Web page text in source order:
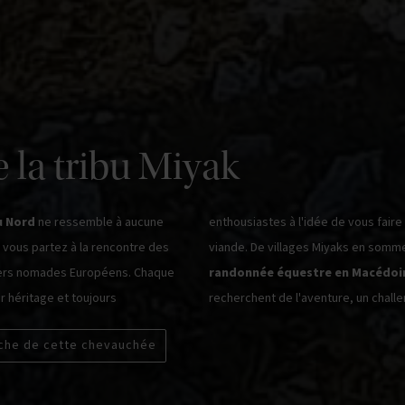
la tribu Miyak
Nord ne ressemble à aucune
partez à la rencontre des
nomades Européens. Chaque
héritage et toujours
enthousiastes à l'idée de vous faire goûter leur production de fromage et de
viande. De villages Miyaks en
randonnée équestre en
recherchent de l'aventure, un
de cette chevauchée